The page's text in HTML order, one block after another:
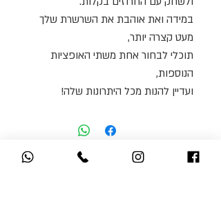
במידה ואת אוהבת את השרשרת שלך
מעט קצרה יותר,
תוכלי לבחור אחת משתי האופציות
הנוספות,
ועדיין להנות מכל היתרונות שלה!
אולי תאהבי גם